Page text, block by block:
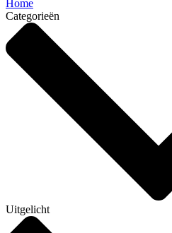
Home
Categorieën
Uitgelicht